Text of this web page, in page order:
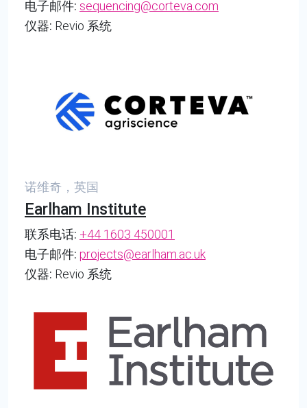
电子邮件: sequencing@corteva.com
仪器: Revio 系统
诺维奇，英国
Earlham Institute
联系电话: +44 1603 450001
电子邮件: projects@earlham.ac.uk
仪器: Revio 系统